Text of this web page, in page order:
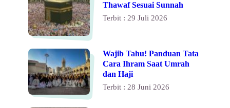
Thawaf Sesuai Sunnah
Terbit : 29 Juli 2026
Wajib Tahu! Panduan Tata
Cara Ihram Saat Umrah
dan Haji
Terbit : 28 Juni 2026